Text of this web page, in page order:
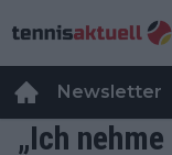
Newsletter
„Ich